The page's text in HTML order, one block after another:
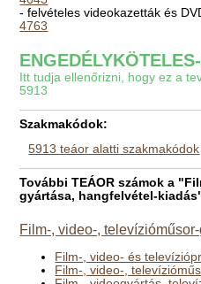
- felvételes videokazetták és
4763
Itt tudja ellenőrizni, hogy ez a
5913
Szakmakódok:
5913 teáor alatti szakmakódok
További TEÁOR számok a
gyártása, hangfelvétel-
Film-, video-,
Film-, video- és
Film-, video-,